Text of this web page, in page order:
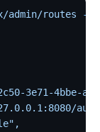
routes -H
3e71-4bbe-